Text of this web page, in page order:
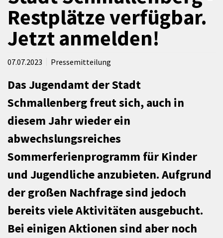
Restplätze verfügbar.
Jetzt anmelden!
07.07.2023 Pressemitteilung
Das Jugendamt der Stadt
Schmallenberg freut sich, auch in
diesem Jahr wieder ein
abwechslungsreiches
Sommerferienprogramm für Kinder
und Jugendliche anzubieten. Aufgrund
der großen Nachfrage sind jedoch
bereits viele Aktivitäten ausgebucht.
Bei einigen Aktionen sind aber noch